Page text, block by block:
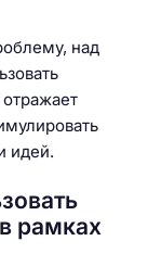
над
идей.
рамках